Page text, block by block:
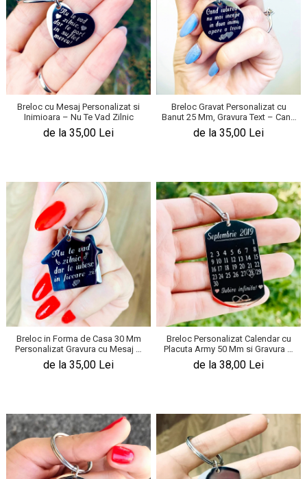
Breloc cu Mesaj Personalizat si
Inimioara – Nu Te Vad Zilnic
de la 35,00 Lei
Breloc Gravat Personalizat cu
Banut 25 Mm, Gravura Text – Cand
Iubirea
de la 35,00 Lei
Breloc in Forma de Casa 30 Mm
Personalizat Gravura cu Mesaj –
Nu Te Vad Zilnic
de la 35,00 Lei
Breloc Personalizat Calendar cu
Placuta Army 50 Mm si Gravura –
Iubire Infinita
de la 38,00 Lei